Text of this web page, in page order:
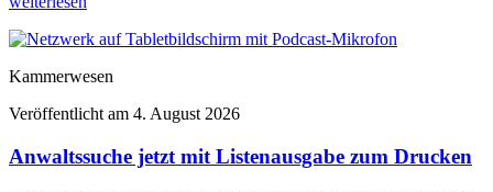
Kammerwesen
Veröffentlicht am 4. August 2026
Anwaltssuche jetzt mit Listenausgabe zum Drucken